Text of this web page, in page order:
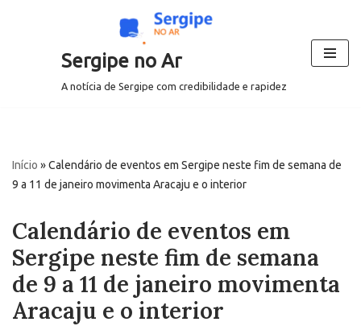
Sergipe no Ar
A notícia de Sergipe com credibilidade e rapidez
Início »Calendário de eventos em Sergipe neste fim de semana de
9 a 11 de janeiro movimenta Aracaju e o interior
Calendário de eventos em
Sergipe neste fim de semana
de 9 a 11 de janeiro movimenta
Aracaju e o interior